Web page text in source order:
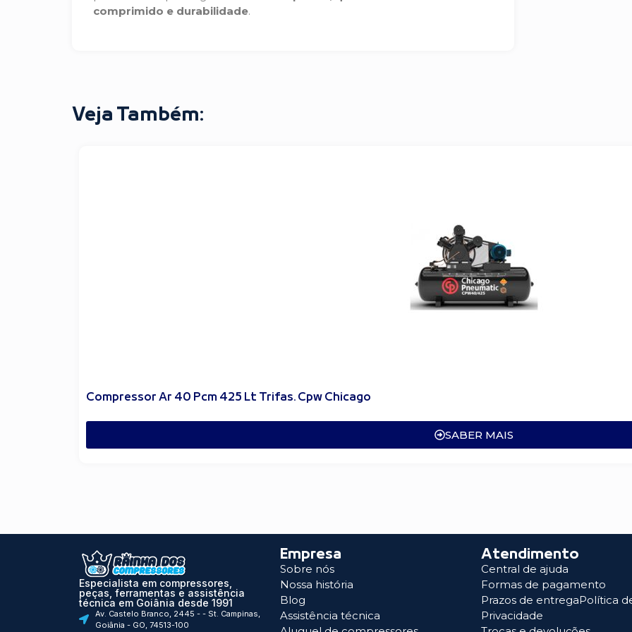
comprimido e durabilidade.
Veja Também:
Compressor Ar 40 Pcm 425 Lt Trifas. Cpw Chicago
SABER MAIS
Especialista em compressores,
peças, ferramentas e assistência
técnica em Goiânia desde 1991
Av. Castelo Branco, 2445 - - St. Campinas,
Goiânia - GO, 74513-100
Empresa
Sobre nós
Nossa história
Blog
Assistência técnica
Atendimento
Central de ajuda
Formas de pagamento
Prazos de entregaPolítica
Privacidade